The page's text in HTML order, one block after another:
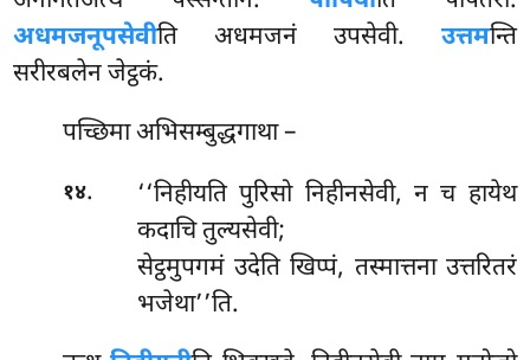
अधमजनूपसेवीति अधमजनं उपसेवी. उत्तमन्ति
सरीरबलेन जेट्ठकं.
पच्छिमाअभिसम्बुद्धगाथा –
१४.
‘‘निहीयति पुरिसो निहीनसेवी, न च हायेथ
कदाचि तुल्यसेवी;
सेट्ठमुपगमं उदेति खिप्पं, तस्मात्तना उत्तरितरं
भजेथा’’ति.